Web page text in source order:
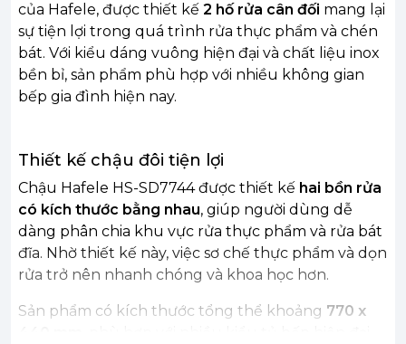
của Hafele, được thiết kế 2 hố rửa cân đối mang lại
sự tiện lợi trong quá trình rửa thực phẩm và chén
bát. Với kiểu dáng vuông hiện đại và chất liệu inox
bền bỉ, sản phẩm phù hợp với nhiều không gian
bếp gia đình hiện nay.
Thiết kế chậu đôi tiện lợi
Chậu Hafele HS-SD7744 được thiết kế hai bồn rửa
có kích thước bằng nhau, giúp người dùng dễ
dàng phân chia khu vực rửa thực phẩm và rửa bát
đĩa. Nhờ thiết kế này, việc sơ chế thực phẩm và dọn
rửa trở nên nhanh chóng và khoa học hơn.
Sản phẩm có kích thước tổng thể khoảng 770 x